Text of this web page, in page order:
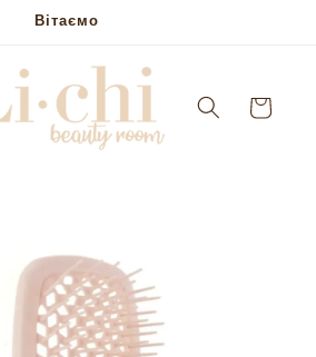
Вітаємо
Кошик